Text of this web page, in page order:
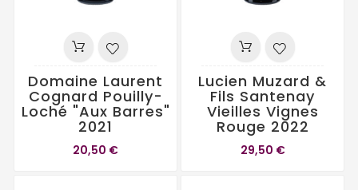
Domaine Laurent
Cognard Pouilly-
Loché "Aux Barres"
2021
20,50 €
Lucien Muzard &
Fils Santenay
Vieilles Vignes
Rouge 2022
29,50 €